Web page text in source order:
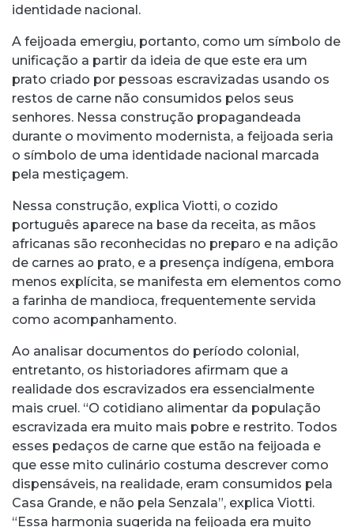
identidade nacional.
A feijoada emergiu, portanto, como um símbolo de
unificação a partir da ideia de que este era um
prato criado por pessoas escravizadas usando os
restos de carne não consumidos pelos seus
senhores. Nessa construção propagandeada
durante o movimento modernista, a feijoada seria
o símbolo de uma identidade nacional marcada
pela mestiçagem.
Nessa construção, explica Viotti, o cozido
português aparece na base da receita, as mãos
africanas são reconhecidas no preparo e na adição
de carnes ao prato, e a presença indígena, embora
menos explícita, se manifesta em elementos como
a farinha de mandioca, frequentemente servida
como acompanhamento.
Ao analisar documentos do período colonial,
entretanto, os historiadores afirmam que a
realidade dos escravizados era essencialmente
mais cruel. “O cotidiano alimentar da população
escravizada era muito mais pobre e restrito. Todos
esses pedaços de carne que estão na feijoada e
que esse mito culinário costuma descrever como
dispensáveis, na realidade, eram consumidos pela
Casa Grande, e não pela Senzala”, explica Viotti.
“Essa harmonia sugerida na feijoada era muito